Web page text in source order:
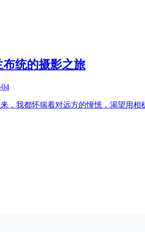
统的摄影之旅
04
，我都怀揣着对远方的憧憬，渴望用相